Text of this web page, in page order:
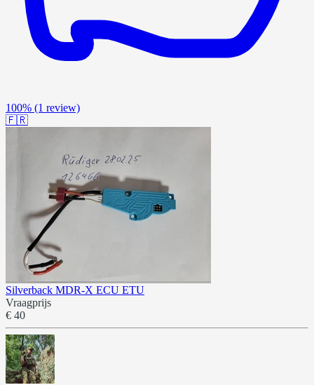
100% (1 review)
🇫🇷
Silverback MDR-X ECU ETU
Vraagprijs
€ 40